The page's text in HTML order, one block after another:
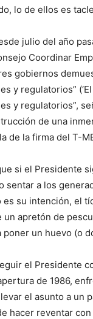
lo de ellos es
julio del año
Coordinar
gobiernos
y regulatorios”
y regulatorios”,
de una
de la firma del T-
si el Presidente
sentar a los
es su intención, el
un apretón de
poner un huevo (o
el Presidente
de 1986,
el asunto a un
hacer reventar